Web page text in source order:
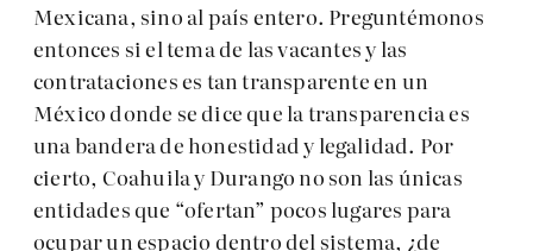
Mexicana, sino al país entero. Preguntémonos
entonces si el tema de las vacantes y las
contrataciones es tan transparente en un
México donde se dice que la transparencia es
una bandera de honestidad y legalidad. Por
cierto, Coahuila y Durango no son las únicas
entidades que “ofertan” pocos lugares para
ocupar un espacio dentro del sistema, ¿de